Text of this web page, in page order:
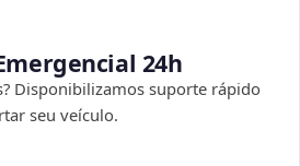
24h
Disponibilizamos suporte rápido
seu veículo.